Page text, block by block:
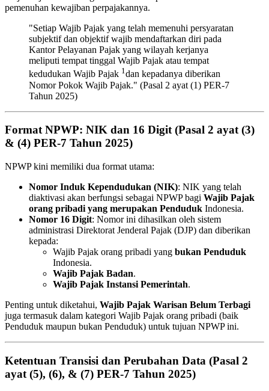
pemenuhan kewajiban perpajakannya.
"Setiap Wajib Pajak yang telah memenuhi persyaratan
subjektif dan objektif wajib mendaftarkan diri pada
Kantor Pelayanan Pajak yang wilayah kerjanya
meliputi tempat tinggal Wajib Pajak atau tempat
kedudukan Wajib Pajak 1dan kepadanya diberikan
Nomor Pokok Wajib Pajak." (Pasal 2 ayat (1) PER-7
Tahun 2025)
Format NPWP: NIK dan 16 Digit (Pasal 2 ayat (3)
& (4) PER-7 Tahun 2025)
NPWP kini memiliki dua format utama:
Nomor Induk Kependudukan (NIK): NIK yang telah
diaktivasi akan berfungsi sebagai NPWP bagi Wajib Pajak
orang pribadi yang merupakan Penduduk Indonesia.
Nomor 16 Digit: Nomor ini dihasilkan oleh sistem
administrasi Direktorat Jenderal Pajak (DJP) dan diberikan
kepada:
Wajib Pajak orang pribadi yang bukan Penduduk
Indonesia.
Wajib Pajak Badan.
Wajib Pajak Instansi Pemerintah.
Penting untuk diketahui, Wajib Pajak Warisan Belum Terbagi
juga termasuk dalam kategori Wajib Pajak orang pribadi (baik
Penduduk maupun bukan Penduduk) untuk tujuan NPWP ini.
Ketentuan Transisi dan Perubahan Data (Pasal 2
ayat (5), (6), & (7) PER-7 Tahun 2025)